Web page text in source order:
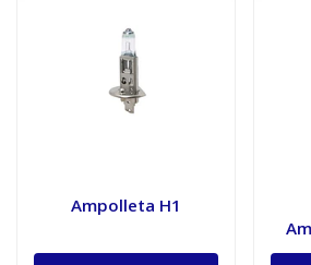
Ampolleta H1